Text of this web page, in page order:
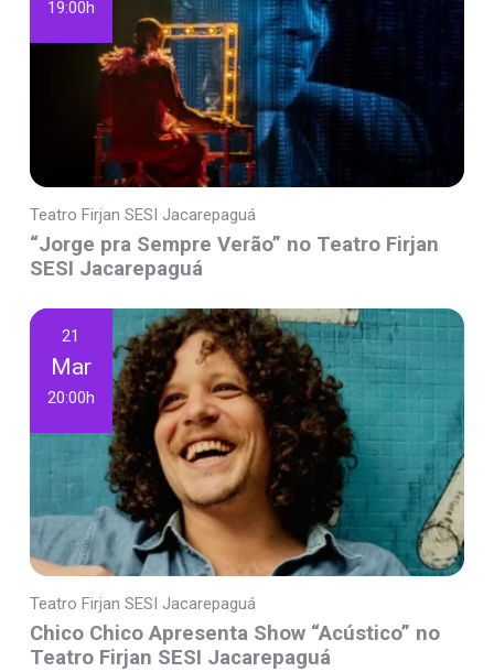
19:00h
Teatro Firjan SESI Jacarepaguá
“Jorge pra Sempre Verão” no Teatro Firjan
SESI Jacarepaguá
21
Mar
20:00h
Teatro Firjan SESI Jacarepaguá
Chico Chico Apresenta Show “Acústico” no
Teatro Firjan SESI Jacarepaguá